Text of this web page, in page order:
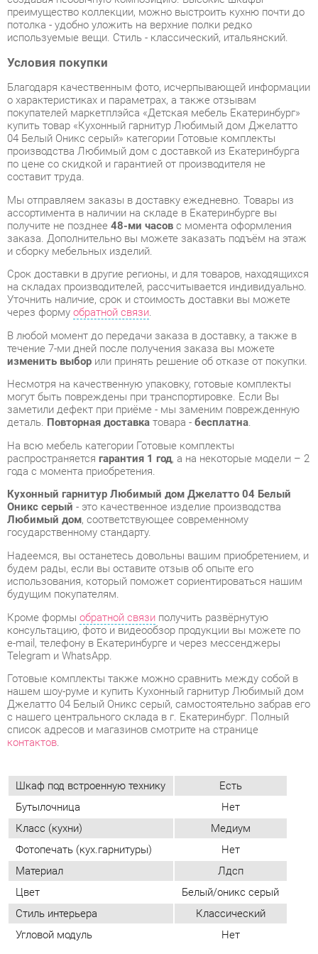
Условия покупки
Благодаря качественным фото, исчерпывающей информации
о характеристиках и параметрах, а также отзывам
покупателей маркетплэйса «Детская мебель Екатеринбург»
купить товар «Кухонный гарнитур Любимый дом Джелатто
04 Белый Оникс серый» категории Готовые комплекты
производства Любимый дом с доставкой из Екатеринбурга
по цене со скидкой и гарантией от производителя не
составит труда.
Мы отправляем заказы в доставку ежедневно. Товары из
ассортимента в наличии на складе в Екатеринбурге вы
получите не позднее48-ми часовс момента оформления
заказа. Дополнительно вы можете заказать подъём на этаж
Срок доставки в другие регионы, и для товаров, находящихся
на складах производителей, рассчитывается индивидуально.
Уточнить наличие, срок и стоимость доставки вы можете
через формуобратной связи.
В любой момент до передачи заказа в доставку, а также в
течение 7-ми дней после получения заказа вы можете
изменить выборили принять решение об отказе от покупки.
Несмотря на качественную упаковку, готовые комплекты
могут быть повреждены при транспортировке. Если Вы
заметили дефект при приёме - мы заменим поврежденную
деталь.Повторная доставкатовара -бесплатна.
распространяетсягарантия 1 год, а на некоторые модели – 2
года с момента приобретения.
Кухонный гарнитур Любимый дом Джелатто 04 Белый
Любимый дом, соответствующее современному
государственному стандарту.
будем рады, если вы оставите отзыв об опыте его
использования, который поможет сориентироваться нашим
будущим покупателям.
Кроме формы обратной связи
консультацию, фото и видеообзор продукции вы можете по
e-mail, телефону в Екатеринбурге и через мессенджеры
Telegram и WhatsApp.
Готовые комплекты также можно сравнить между собой в
нашем шоу-руме и купить Кухонный гарнитур Любимый дом
Джелатто 04 Белый Оникс серый, самостоятельно забрав его
с нашего центрального склада в г. Екатеринбург. Полный
список адресов и магазинов смотрите на странице
контактов.
Шкаф под встроенную технику Есть
Бутылочница
Нет
Класс (кухни)
Материал
Лдсп
Цвет
Белый/оникс серый
Стиль интерьера
Классический
Угловой модуль
Нет
ОТЗЫВЫ
Пока нет отзывов, поделитесь первым своим мнением.